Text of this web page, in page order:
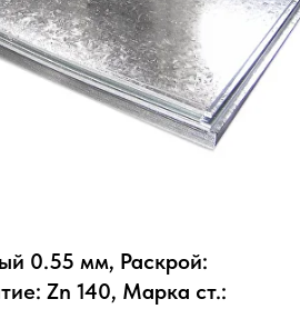
0.55 мм, Раскрой:
Zn 140, Марка ст.: